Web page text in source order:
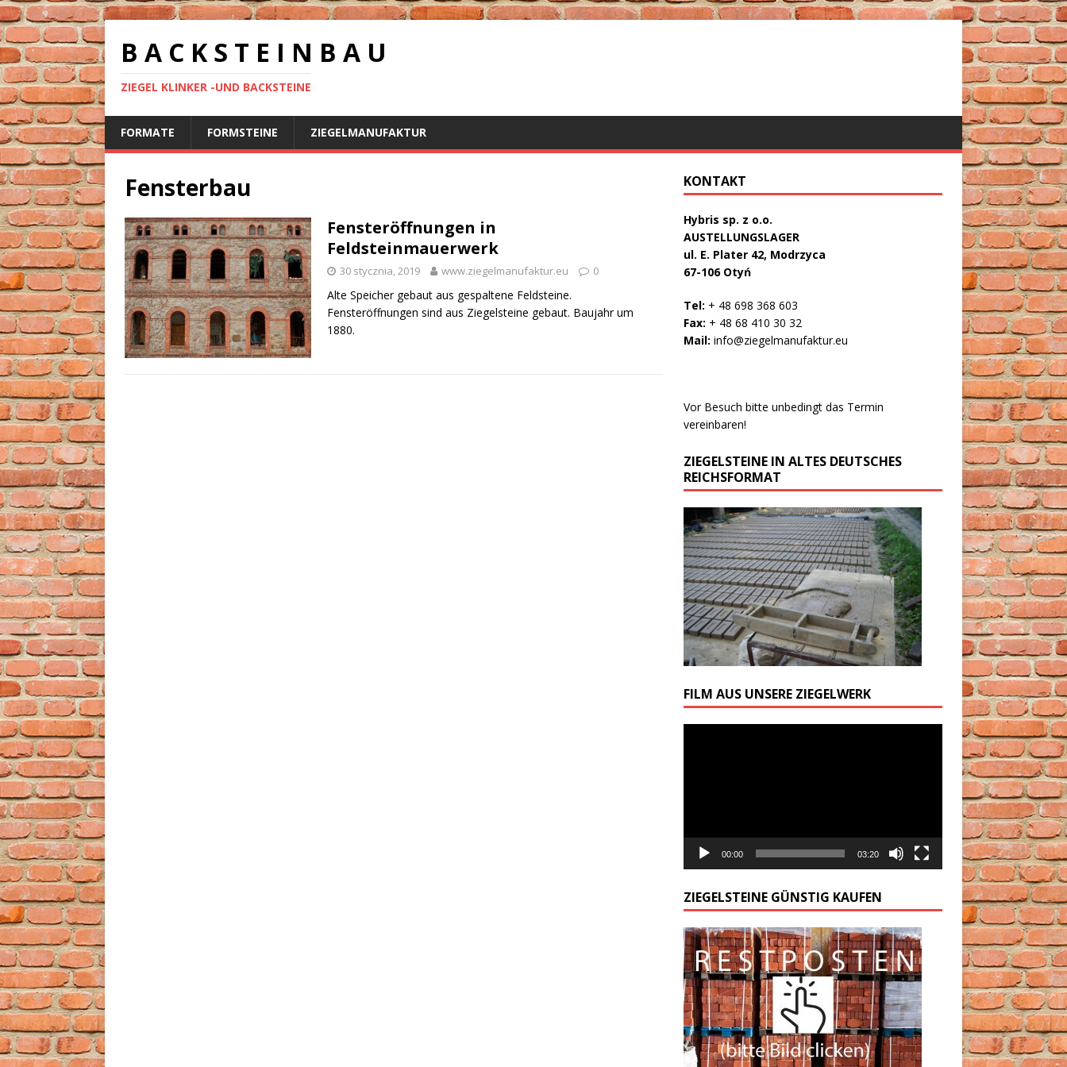
B A C K S T E I N B A U
ZIEGEL KLINKER -UND BACKSTEINE
FORMATE FORMSTEINE ZIEGELMANUFAKTUR
Fensterbau
Fensteröffnungen in
Feldsteinmauerwerk
30 stycznia, 2019 www.ziegelmanufaktur.eu 0
Alte Speicher gebaut aus gespaltene Feldsteine.
Fensteröffnungen sind aus Ziegelsteine gebaut. Baujahr um
1880.
KONTAKT
Hybris sp. z o.o.
AUSTELLUNGSLAGER
ul. E. Plater 42, Modrzyca
67-106 Otyń
Tel: + 48 698 368 603
Fax: + 48 68 410 30 32
Mail: info@ziegelmanufaktur.eu
Vor Besuch bitte unbedingt das Termin
vereinbaren!
ZIEGELSTEINE IN ALTES DEUTSCHES
REICHSFORMAT
FILM AUS UNSERE ZIEGELWERK
00:00 03:20
ZIEGELSTEINE GÜNSTIG KAUFEN